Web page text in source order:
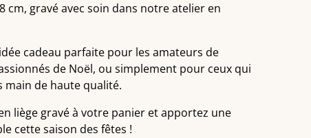
cm, gravé avec soin dans notre atelier en
cadeau parfaite pour les amateurs de
de Noël, ou simplement pour ceux qui
de haute qualité.
liège gravé à votre panier et apportez une
cette saison des fêtes !